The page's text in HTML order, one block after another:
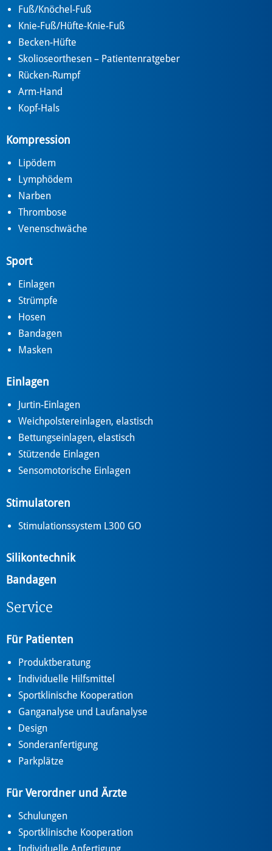
Fuß/Knöchel-Fuß
Knie-Fuß/Hüfte-Knie-Fuß
Becken-Hüfte
Skolioseorthesen – Patientenratgeber
Rücken-Rumpf
Arm-Hand
Kopf-Hals
Kompression
Lipödem
Lymphödem
Narben
Thrombose
Venenschwäche
Sport
Einlagen
Strümpfe
Hosen
Bandagen
Masken
Einlagen
Jurtin-Einlagen
Weichpolstereinlagen, elastisch
Bettungseinlagen, elastisch
Stützende Einlagen
Sensomotorische Einlagen
Stimulatoren
Stimulationssystem L300 GO
Silikontechnik
Bandagen
Service
Für Patienten
Produktberatung
Individuelle Hilfsmittel
Sportklinische Kooperation
Ganganalyse und Laufanalyse
Design
Sonderanfertigung
Parkplätze
Für Verordner und Ärzte
Schulungen
Sportklinische Kooperation